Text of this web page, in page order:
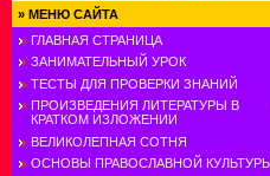
» МЕНЮ САЙТА
ГЛАВНАЯ СТРАНИЦА
ЗАНИМАТЕЛЬНЫЙ УРОК
ТЕСТЫ ДЛЯ ПРОВЕРКИ ЗНАНИЙ
ПРОИЗВЕДЕНИЯ ЛИТЕРАТУРЫ В
КРАТКОМ ИЗЛОЖЕНИИ
ВЕЛИКОЛЕПНАЯ СОТНЯ
ОСНОВЫ ПРАВОСЛАВНОЙ